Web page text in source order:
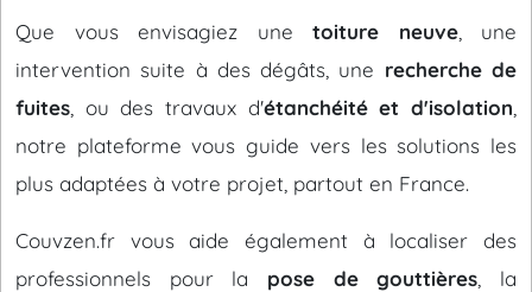
Que vous envisagiez une toiture neuve, une
intervention suite à des dégâts, une recherche de
fuites , ou des travaux d'étanchéité et d'isolation
notre plateforme vous guide vers les solutions les
plus adaptées à votre projet, partout en France.
Couvzen.fr vous aide également à localiser des
professionnels pour la pose de gouttières , la